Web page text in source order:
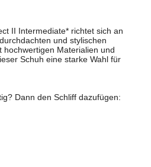
II Intermediate* richtet sich an
und stylischen
hochwertigen Materialien und
Schuh eine starke Wahl für
Dann den Schliff dazufügen: